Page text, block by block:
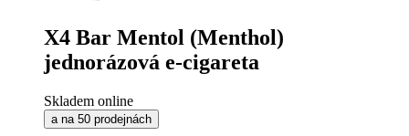
X4 Bar Mentol (Menthol)
jednorázová e-cigareta
Skladem online
a na 50 prodejnách